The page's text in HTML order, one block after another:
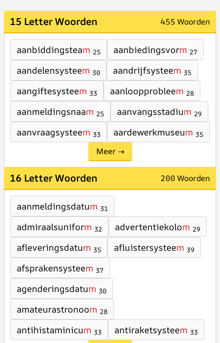
15 Letter Woorden 455 Woorden
aanbiddingsteam 25 aanbiedingsvorm 27
aandelensysteem 30 aandrijfsysteem 35
aangiftesysteem 33 aanloopprobleem 28
aanmeldingsnaam 25 aanvangsstadium 29
aanvraagsysteem 33 aardewerkmuseum 35
Meer →
16 Letter Woorden 200 Woorden
aanmeldingsdatum 31
admiraalsuniform 32 advertentiekolom 29
afleveringsdatum 35 afluistersysteem 39
afsprakensysteem 37
agenderingsdatum 30
amateurastronoom 28
antihistaminicum 33 antiraketsysteem 33